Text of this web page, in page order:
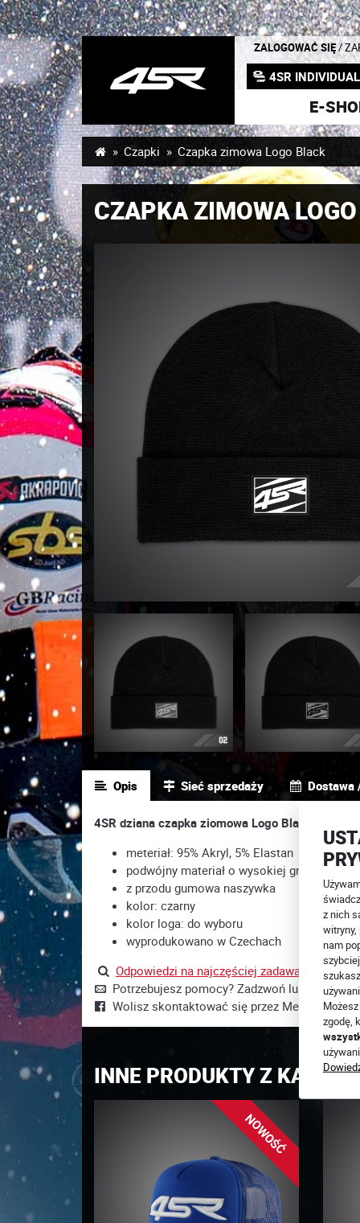
z nich
nam
zgodę,
ZALOGOWAĆ SIĘ/
4SR INDIVIDUAL
E-
Czapki Czapka zimowa Logo Black
CZAPKA ZIMOWA
Opis Sieć sprzedaży Dostawa
4SR dziana czapka ziomowa Logo Black:
meteriał: 95% Akryl, 5% Elastan
podwójny materiał o wysokiej gramaturze
z przodu gumowa naszywka
kolor: czarny
kolor loga: do wyboru
wyprodukowano w Czechach
Odpowiedzi na najczęściej zadawane pytania
Potrzebujesz pomocy? Zadzwoń lub napisz
Wolisz skontaktować się przez Messenger?
INNE PRODUKTY Z
NOWOŚĆ